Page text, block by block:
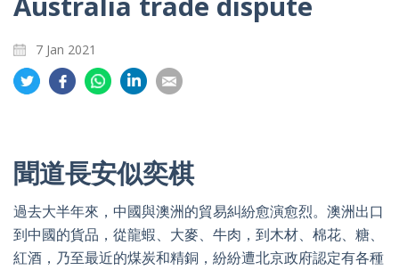
7 Jan 2021
Share
on
Share
on
Share
on
on
on
聞道長安似奕棋
過去大半年來，中國與澳洲的貿易糾紛愈演愈烈。澳洲出口
到中國的貨品，從龍蝦、大麥、牛肉，到木材、棉花、糖、
紅酒，乃至最近的煤炭和精銅，紛紛遭北京政府認定有各種